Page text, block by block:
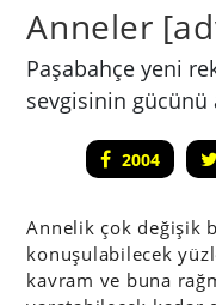
Anneler
Paşabahçe yeni
sevgisinin gücünü
2004
Annelik çok değişik
konuşulabilecek
kavram ve buna